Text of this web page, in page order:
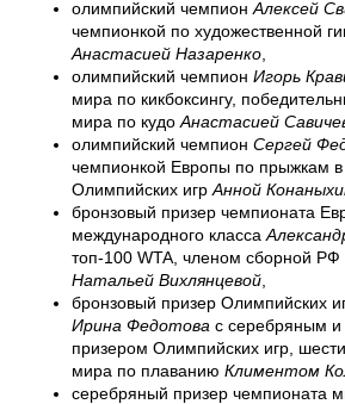
олимпийский чемпион Алексей
чемпионкой по художественной
Анастасией Назаренко
олимпийский чемпион Игорь
мира по кикбоксингу,
мира по кудо Анастасией
олимпийский чемпион Сергей
чемпионкой Европы по прыжкам в
Олимпийских игр Анной
бронзовый призер чемпионата
международного класса
топ-100 WTA, членом сборной РФ
Натальей Вихлянцевой
бронзовый призер Олимпийских
Ирина Федотова с серебряным
призером Олимпийских игр,
мира по плаванию Климентом
серебряный призер чемпионата